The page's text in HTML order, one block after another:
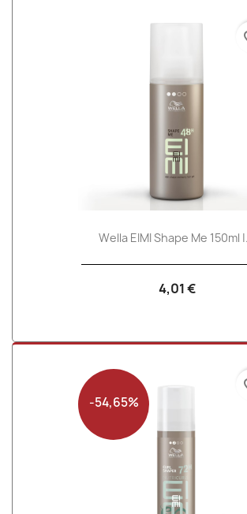
Wella EIMI Shape Me 150ml
4,01 €
-54,65%